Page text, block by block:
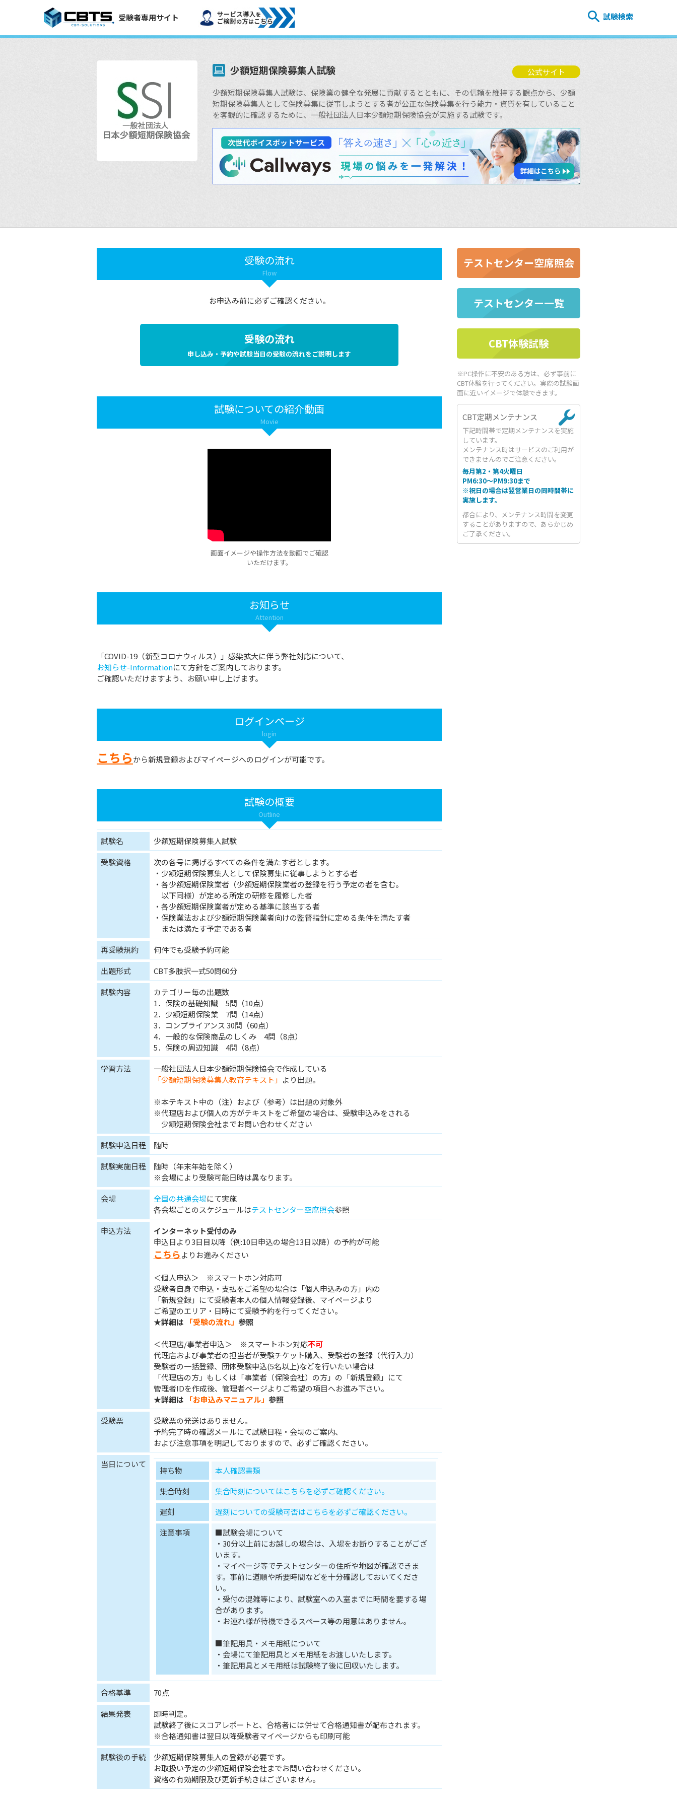
受験者専用サイト 試験検索
公式サイト
少額短期保険募集人試験
少額短期保険募集人試験は、保険業の健全な発展に貢献するとともに、その信頼を維持する観点から、少額
短期保険募集人として保険募集に従事しようとする者が公正な保険募集を行う能力・資質を有していること
を客観的に確認するために、一般社団法人日本少額短期保険協会が実施する試験です。
受験の流れ
Flow
お申込み前に必ずご確認ください。
受験の流れ
申し込み・予約や試験当日の受験の流れをご説明します
試験についての紹介動画
Movie
画面イメージや操作方法を動画でご確認
いただけます。
お知らせ
Attention
「COVID-19（新型コロナウィルス）」感染拡大に伴う弊社対応について、
お知らせ-Informationにて方針をご案内しております。
ご確認いただけますよう、お願い申し上げます。
ログインページ
login
こちらから新規登録およびマイページへのログインが可能です。
試験の概要
Outline
試験名
少額短期保険募集人試験
受験資格
次の各号に掲げるすべての条件を満たす者とします。
・少額短期保険募集人として保険募集に従事しようとする者
・各少額短期保険業者（少額短期保険業者の登録を行う予定の者を含む。
以下同様）が定める所定の研修を履修した者
・各少額短期保険業者が定める基準に該当する者
・保険業法および少額短期保険業者向けの監督指針に定める条件を満たす者
または満たす予定である者
再受験規約
何件でも受験予約可能
出題形式
CBT多肢択一式50問60分
試験内容
カテゴリー毎の出題数
1．保険の基礎知識 5問（10点）
2．少額短期保険業 7問（14点）
3．コンプライアンス 30問（60点）
4．一般的な保険商品のしくみ 4問（8点）
5．保険の周辺知識 4問（8点）
学習方法
一般社団法人日本少額短期保険協会で作成している
「少額短期保険募集人教育テキスト」 より出題。
※本テキスト中の（注）および（参考）は出題の対象外
※代理店および個人の方がテキストをご希望の場合は、受験申込みをされる
少額短期保険会社までお問い合わせください
試験申込日程
随時
試験実施日程
随時（年末年始を除く）
※会場により受験可能日時は異なります。
会場
全国の共通会場にて実施
各会場ごとのスケジュールはテストセンター空席照会参照
申込方法
インターネット受付のみ
申込日より3日目以降（例:10日申込の場合13日以降）の予約が可能
こちらよりお進みください
＜個人申込＞ ※スマートホン対応可
受験者自身で申込・支払をご希望の場合は「個人申込みの方」内の
「新規登録」にて受験者本人の個人情報登録後、マイページより
ご希望のエリア・日時にて受験予約を行ってください。
★詳細は
「受験の流れ」 参照
＜代理店/事業者申込＞ ※スマートホン対応不可
代理店および事業者の担当者が受験チケット購入、受験者の登録（代行入力）
受験者の一括登録、団体受験申込(5名以上)などを行いたい場合は
「代理店の方」もしくは「事業者（保険会社）の方」の「新規登録」にて
管理者IDを作成後、管理者ページよりご希望の項目へお進み下さい。
★詳細は
「お申込みマニュアル」 参照
受験票
受験票の発送はありません。
予約完了時の確認メールにて試験日程・会場のご案内、
および注意事項を明記しておりますので、必ずご確認ください。
当日について
持ち物
本人確認書類
集合時刻
集合時刻についてはこちらを必ずご確認ください。
遅刻
遅刻についての受験可否はこちらを必ずご確認ください。
注意事項
■試験会場について
・30分以上前にお越しの場合は、入場をお断りすることがござ
います。
・マイページ等でテストセンターの住所や地図が確認できま
す。事前に道順や所要時間などを十分確認しておいてくださ
い。
・受付の混雑等により、試験室への入室までに時間を要する場
合があります。
・お連れ様が待機できるスペース等の用意はありません。
■筆記用具・メモ用紙について
・会場にて筆記用具とメモ用紙をお渡しいたします。
・筆記用具とメモ用紙は試験終了後に回収いたします。
合格基準
70点
結果発表
即時判定。
試験終了後にスコアレポートと、合格者には併せて合格通知書が配布されます。
※合格通知書は翌日以降受験者マイページからも印刷可能
試験後の手続
少額短期保険募集人の登録が必要です。
お取扱い予定の少額短期保険会社までお問い合わせください。
資格の有効期限及び更新手続きはございません。
テストセンター空席照会
テストセンター一覧
CBT体験試験
※PC操作に不安のある方は、必ず事前に
CBT体験を行ってください。実際の試験画
面に近いイメージで体験できます。
CBT定期メンテナンス
下記時間帯で定期メンテナンスを実施
しています。
メンテナンス時はサービスのご利用が
できませんのでご注意ください。
毎月第2・第4火曜日
PM6:30～PM9:30まで
※祝日の場合は翌営業日の同時間帯に
実施します。
都合により、メンテナンス時間を変更
することがありますので、あらかじめ
ご了承ください。